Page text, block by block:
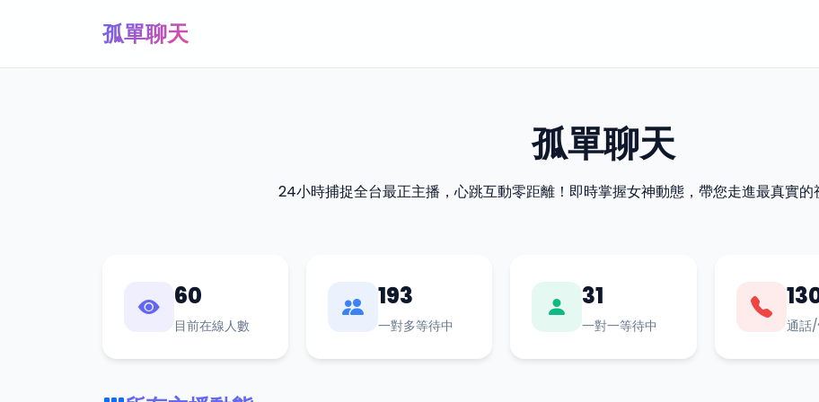
孤單聊天
孤單聊天
24小時捕捉全台最正主播，心跳互動零距離！即時掌握女神動態，帶您走進最真實的
60
目前在線人數
193
一對多等待中
31
一對一等待中 通話